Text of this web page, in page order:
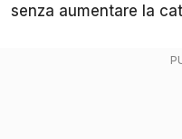
senza aumentare la